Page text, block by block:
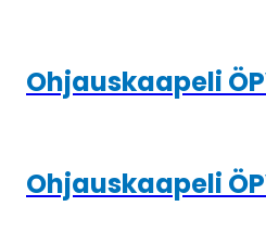
Ohjauskaapeli
Ohjauskaapeli